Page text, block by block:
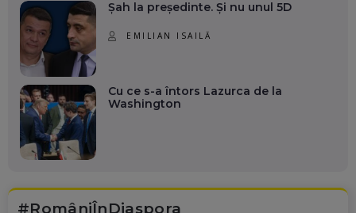
Șah la președinte. Și nu unul 5D
EMILIAN ISAILĂ
Cu ce s-a întors Lazurca de la
Washington
#RomâniÎnDiaspora